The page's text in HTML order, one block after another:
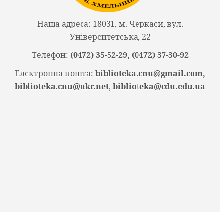
Наша адреса: 18031, м. Черкаси, вул.
Університетська, 22
Телефон: (0472) 35-52-29, (0472) 37-30-92
Електронна пошта: biblioteka.cnu@gmail.com,
biblioteka.cnu@ukr.net, biblioteka@cdu.edu.ua